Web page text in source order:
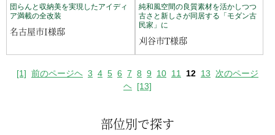
部位別で探す
団らんと収納美を実現したアイディ
ア満載の全改装
名古屋市I様邸
純和風空間の良質素材を活かしつつ
古さと新しさが同居する「モダン古
民家」に
刈谷市T様邸
[1] 前のページヘ 3 4 5 6 7 8 9 10 11 12 13
次のページ
ヘ [13]